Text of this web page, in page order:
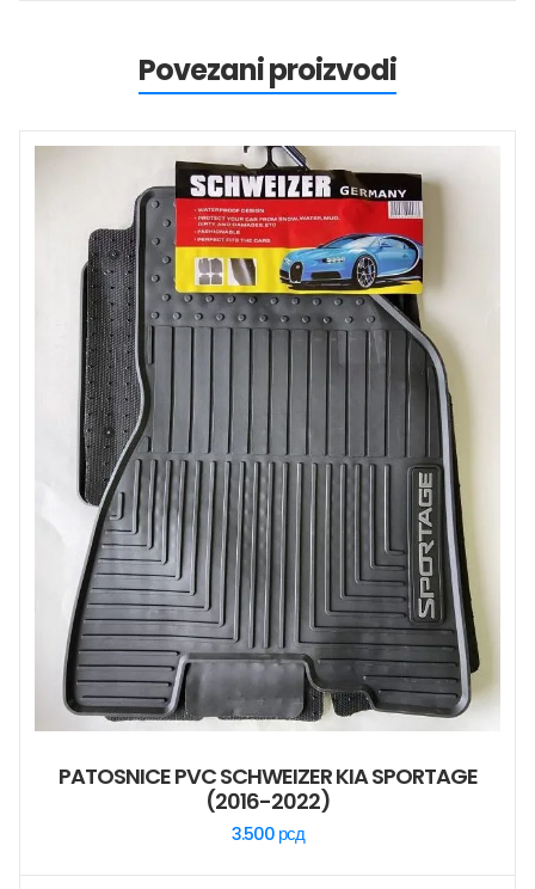
Povezani proizvodi
PATOSNICE PVC SCHWEIZER KIA SPORTAGE
(2016-2022)
3.500 рсд